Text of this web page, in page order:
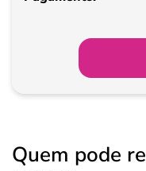
Quem pode